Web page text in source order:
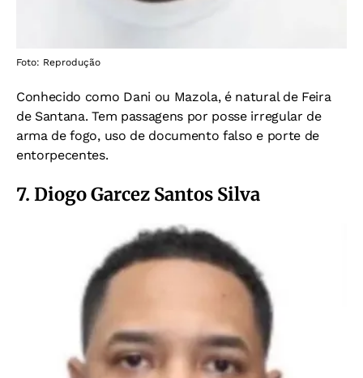
Foto: Reprodução
Conhecido como Dani ou Mazola, é natural de Feira
de Santana. Tem passagens por posse irregular de
arma de fogo, uso de documento falso e porte de
entorpecentes.
7. Diogo Garcez Santos Silva